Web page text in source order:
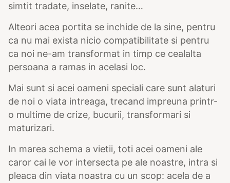
simtit tradate, inselate, ranite…
Alteori acea portita se inchide de la sine, pentru
ca nu mai exista nicio compatibilitate si pentru
ca noi ne-am transformat in timp ce cealalta
persoana a ramas in acelasi loc.
Mai sunt si acei oameni speciali care sunt alaturi
de noi o viata intreaga, trecand impreuna printr-
o multime de crize, bucurii, transformari si
maturizari.
In marea schema a vietii, toti acei oameni ale
caror cai le vor intersecta pe ale noastre, intra si
pleaca din viata noastra cu un scop: acela de a